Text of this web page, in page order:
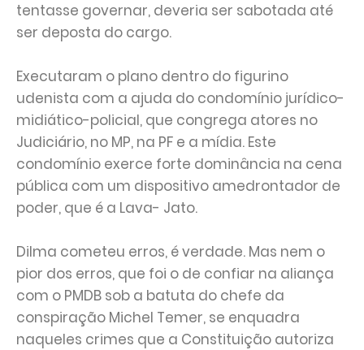
tentasse governar, deveria ser sabotada até
ser deposta do cargo.
Executaram o plano dentro do figurino
udenista com a ajuda do condomínio jurídico-
midiático-policial, que congrega atores no
Judiciário, no MP, na PF e a mídia. Este
condomínio exerce forte dominância na cena
pública com um dispositivo amedrontador de
poder, que é a Lava- Jato.
Dilma cometeu erros, é verdade. Mas nem o
pior dos erros, que foi o de confiar na aliança
com o PMDB sob a batuta do chefe da
conspiração Michel Temer, se enquadra
naqueles crimes que a Constituição autoriza